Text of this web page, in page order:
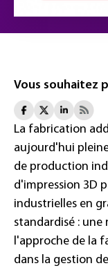
Vous souhaitez
La fabrication
aujourd'hui
de production
d'impression 3D
industrielles en
standardisé :
l'approche de la
dans la gestion